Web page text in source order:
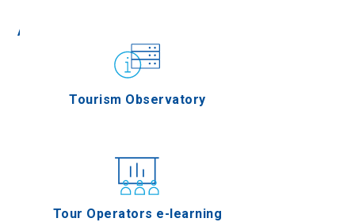
Agion Oros
Tourism Observatory
Tour Operators e-learning